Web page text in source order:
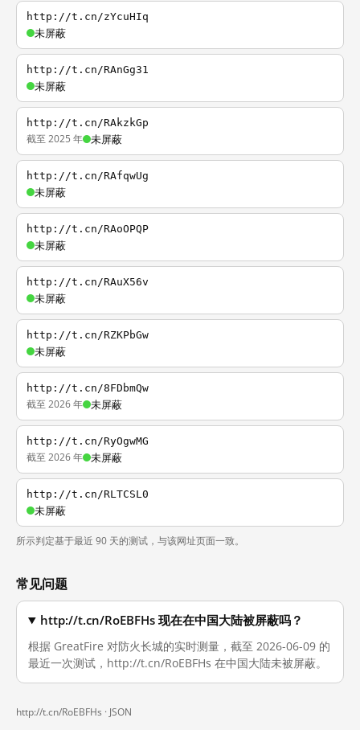
http://t.cn/zYcuHIq
未屏蔽
http://t.cn/RAnGg31
未屏蔽
http://t.cn/RAkzkGp
截至 2025 年 未屏蔽
http://t.cn/RAfqwUg
未屏蔽
http://t.cn/RAoOPQP
未屏蔽
http://t.cn/RAuX56v
未屏蔽
http://t.cn/RZKPbGw
未屏蔽
http://t.cn/8FDbmQw
截至 2026 年 未屏蔽
http://t.cn/RyOgwMG
截至 2026 年 未屏蔽
http://t.cn/RLTCSL0
未屏蔽
所示判定基于最近 90 天的测试，与该网址页面一致。
常见问题
http://t.cn/RoEBFHs 现在在中国大陆被屏蔽吗？
根据 GreatFire 对防火长城的实时测量，截至 2026-06-09 的
最近一次测试，http://t.cn/RoEBFHs 在中国大陆未被屏蔽。
http://t.cn/RoEBFHs · JSON